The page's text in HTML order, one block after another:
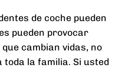
de coche pueden
pueden provocar
cambian vidas, no
la familia. Si usted